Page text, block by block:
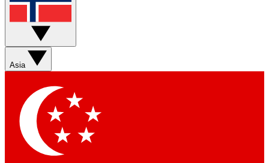
Asia